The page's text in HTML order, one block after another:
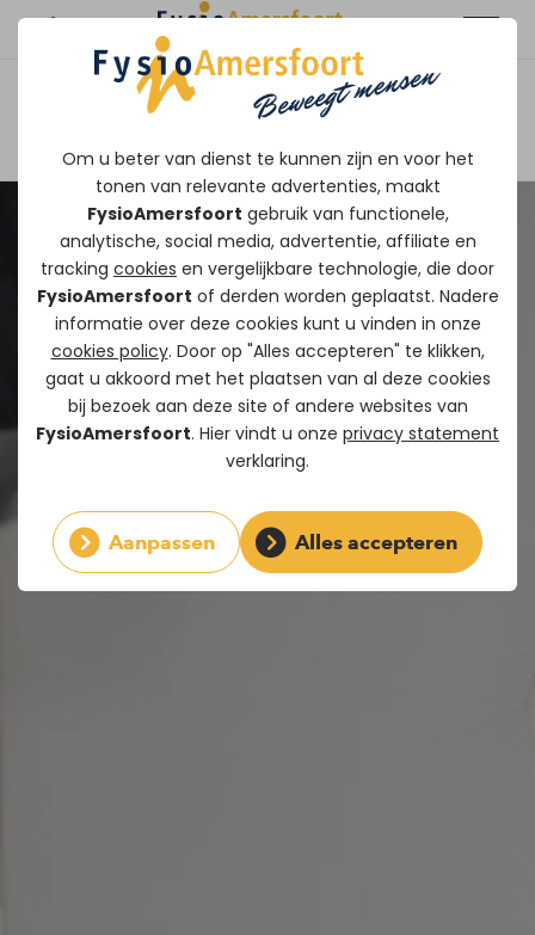
Om u beter van dienst te kunnen zijn en voor het
tonen van relevante advertenties, maakt
FysioAmersfoort gebruik van functionele,
analytische, social media, advertentie, affiliate en
tracking cookies en vergelijkbare technologie, die door
FysioAmersfoort of derden worden geplaatst. Nadere
informatie over deze cookies kunt u vinden in onze
cookies policy. Door op "Alles accepteren" te klikken,
gaat u akkoord met het plaatsen van al deze cookies
bij bezoek aan deze site of andere websites van
FysioAmersfoort. Hier vindt u onze privacy statement
verklaring.
Aanpassen Alles accepteren
Afspraak maken